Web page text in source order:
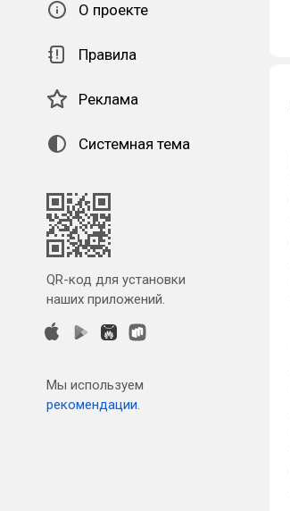
О проекте
Правила
Реклама
Системная тема
QR-код для установки
наших приложений.
Мы используем
рекомендации.